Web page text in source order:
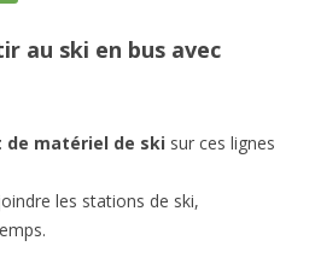
au ski en bus avec
matériel de ski sur ces lignes
les stations de ski,